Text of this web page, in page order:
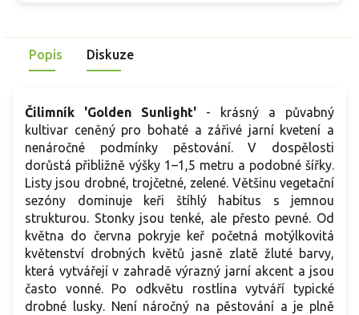
Popis Diskuze
Čilimník 'Golden Sunlight' -
krásný a půvabný
kultivar ceněný pro bohaté a zářivé jarní kvetení a
nenáročné podmínky pěstování. V dospělosti
dorůstá přibližně výšky 1–1,5 metru a podobné šířky.
Listy jsou drobné, trojčetné, zelené. Většinu vegetační
sezóny dominuje keři štíhlý habitus s jemnou
strukturou. Stonky jsou tenké, ale přesto pevné. Od
května do června pokryje keř početná motýlkovitá
květenství drobných květů jasně zlatě žluté barvy,
která vytvářejí v zahradě výrazný jarní akcent a jsou
často vonné. Po odkvětu rostlina vytváří typické
drobné lusky. Není náročný na pěstování a je plně